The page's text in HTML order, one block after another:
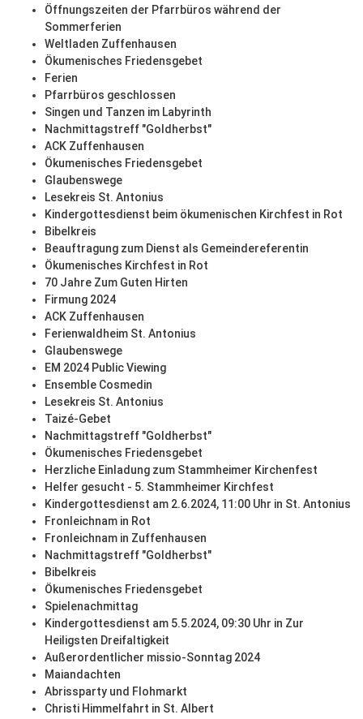
Öffnungszeiten der Pfarrbüros während der
Sommerferien
Weltladen Zuffenhausen
Ökumenisches Friedensgebet
Ferien
Pfarrbüros geschlossen
Singen und Tanzen im Labyrinth
Nachmittagstreff "Goldherbst"
ACK Zuffenhausen
Ökumenisches Friedensgebet
Glaubenswege
Lesekreis St. Antonius
Kindergottesdienst beim ökumenischen Kirchfest in Rot
Bibelkreis
Beauftragung zum Dienst als Gemeindereferentin
Ökumenisches Kirchfest in Rot
70 Jahre Zum Guten Hirten
Firmung 2024
ACK Zuffenhausen
Ferienwaldheim St. Antonius
Glaubenswege
EM 2024 Public Viewing
Ensemble Cosmedin
Lesekreis St. Antonius
Taizé-Gebet
Nachmittagstreff "Goldherbst"
Ökumenisches Friedensgebet
Herzliche Einladung zum Stammheimer Kirchenfest
Helfer gesucht - 5. Stammheimer Kirchfest
Kindergottesdienst am 2.6.2024, 11:00 Uhr in St. Antonius
Fronleichnam in Rot
Fronleichnam in Zuffenhausen
Nachmittagstreff "Goldherbst"
Bibelkreis
Ökumenisches Friedensgebet
Spielenachmittag
Kindergottesdienst am 5.5.2024, 09:30 Uhr in Zur
Heiligsten Dreifaltigkeit
Außerordentlicher missio-Sonntag 2024
Maiandachten
Abrissparty und Flohmarkt
Christi Himmelfahrt in St. Albert